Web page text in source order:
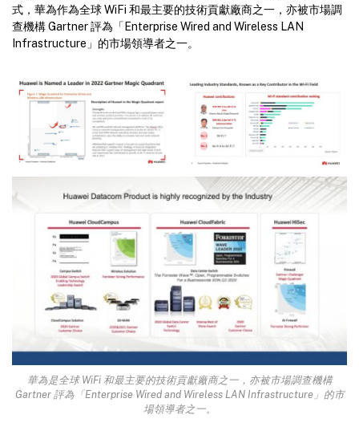
式，華為作為全球 WiFi 和最主要的技術貢獻廠商之一，亦被市場調
查機構 Gartner 評為「Enterprise Wired and Wireless LAN
Infrastructure」的市場領導者之一。
華為是全球 WiFi 和最主要的技術貢獻廠商之一，亦被市場調查機構
Gartner 評為「Enterprise Wired and Wireless LAN Infrastructure」的市
場領導者之一。